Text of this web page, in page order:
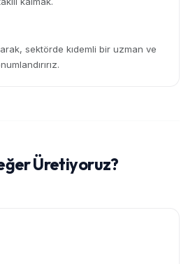
sektörde kıdemli bir uzman ve
Üretiyoruz?